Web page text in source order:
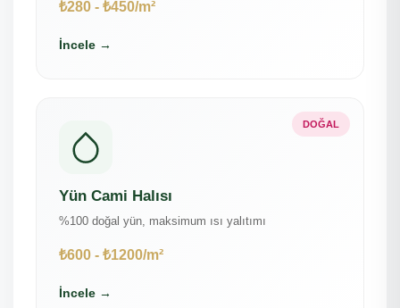
₺280 - ₺450/m²
İncele →
DOĞAL
Yün Cami Halısı
%100 doğal yün, maksimum ısı yalıtımı
₺600 - ₺1200/m²
İncele →